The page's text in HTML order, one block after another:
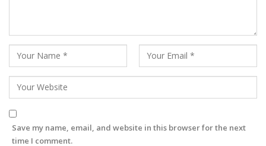
Save my name, email, and website in this browser for the next
time I comment.